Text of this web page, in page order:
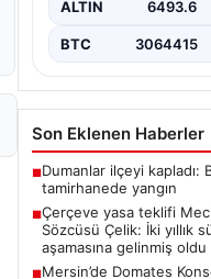
ALTIN 6493.6
BTC 3064415
Son Eklenen Haberler
■Dumanlar ilçeyi kapladı:
tamirhanede yangın
■Çerçeve yasa teklifi
Sözcüsü Çelik: İki yıllık
aşamasına gelinmiş oldu
■Mersin’de Domates